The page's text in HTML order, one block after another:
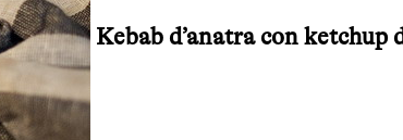
Kebab d’anatra con ketchup